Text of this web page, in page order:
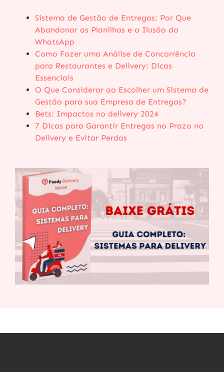
Sistema de Gestão de Entregas: Por Que
Abandonar as Planilhas e a Ilusão do
WhatsApp
Como Fazer uma Análise de Concorrência
para Restaurantes e Delivery: Dicas
Essenciais
O Que Considerar ao Escolher um Sistema de
Gestão para sua Empresa de Entregas?
Bets: Impactos no delivery 2024
7 Dicas para Garantir Entregas no Prazo no
Delivery e Evitar Perdas